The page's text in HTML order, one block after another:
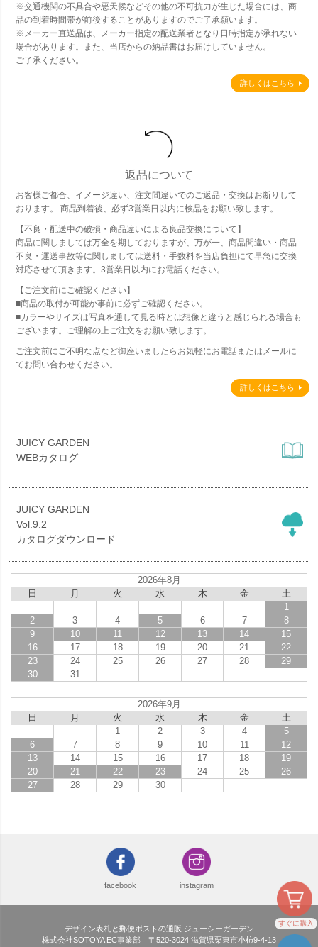
すぐに購入
※交通機関の不具合や悪天候などその他の不可抗力が生じた場合には、商
品の到着時間帯が前後することがありますのでご了承願います。
※メーカー直送品は、メーカー指定の配送業者となり日時指定が承れない
場合があります。また、当店からの納品書はお届けしていません。
ご了承ください。
詳しくはこちら
返品について
お客様ご都合、イメージ違い、注文間違いでのご返品・交換はお断りして
おります。 商品到着後、必ず3営業日以内に検品をお願い致します。
【不良・配送中の破損・商品違いによる良品交換について】
商品に関しましては万全を期しておりますが、万が一、商品間違い・商品
不良・運送事故等に関しましては送料・手数料を当店負担にて早急に交換
対応させて頂きます。3営業日以内にお電話ください。
【ご注文前にご確認ください】
■商品の取付が可能か事前に必ずご確認ください。
■カラーやサイズは写真を通して見る時とは想像と違うと感じられる場合も
ございます。ご理解の上ご注文をお願い致します。
ご注文前にご不明な点など御座いましたらお気軽にお電話またはメールに
てお問い合わせください。
詳しくはこちら
JUICY GARDEN
WEBカタログ
JUICY GARDEN
Vol.9.2
カタログダウンロード
2026年8月
日
月 火 水 木 金
土
1
2
3 4 5 6 7
8
9
10 11 12 13 14
15
16
17 18 19 20 21
22
23
24 25 26 27 28
29
30
31
2026年9月
日
月 火 水 木 金
土
1
2 3 4
5
6
7 8 9 10 11
12
13
14 15 16 17 18
19
20
21 22 23 24 25
26
27
28 29 30
facebook instagram
デザイン表札と郵便ポストの通販 ジューシーガーデン
株式会社SOTOYA EC事業部 〒520-3024 滋賀県栗東市小柿9-4-13